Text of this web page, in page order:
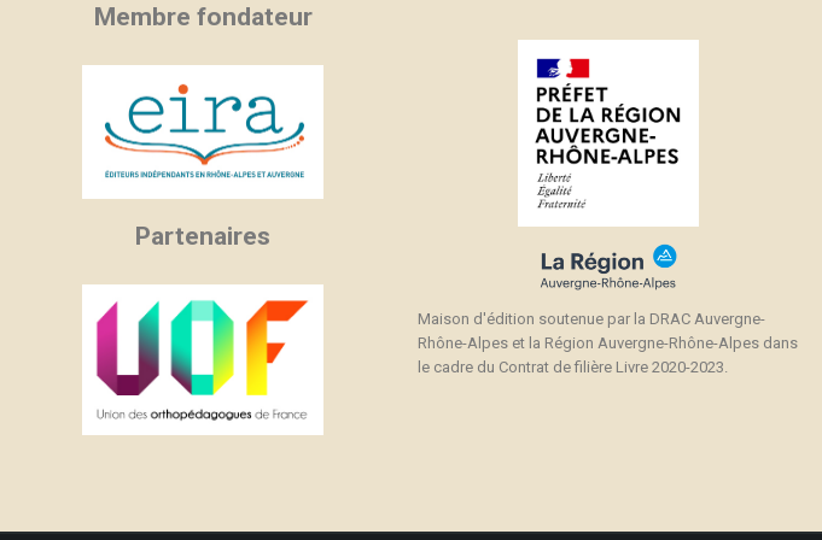
Membre fondateur
Partenaires
Maison d'édition soutenue par la DRAC Auvergne-
Rhône-Alpes et la Région Auvergne-Rhône-Alpes dans
le cadre du Contrat de filière Livre 2020-2023.